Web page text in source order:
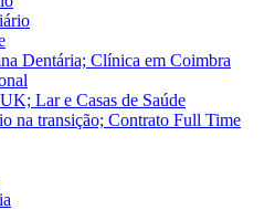
Dentária; Clínica em Coimbra
Lar e Casas de Saúde
na transição; Contrato Full Time